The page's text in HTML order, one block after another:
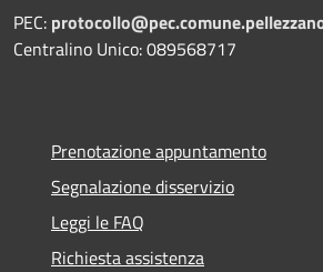
PEC:
Centralino Unico: 089568717
Prenotazione appuntamento
Segnalazione disservizio
Leggi le FAQ
Richiesta assistenza